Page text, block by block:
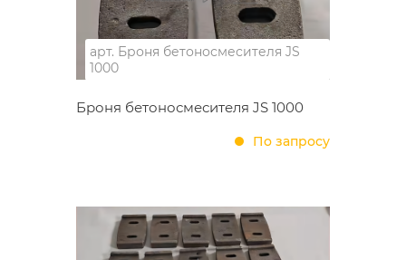
арт. Броня бетоносмесителя JS
1000
Броня бетоносмесителя JS 1000
По запросу